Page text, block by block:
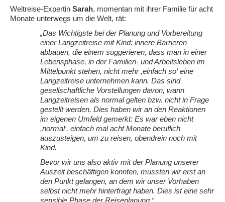
Weltreise-Expertin Sarah, momentan mit ihrer Familie für acht
Monate unterwegs um die Welt, rät:
„Das Wichtigste bei der Planung und Vorbereitung
einer Langzeitreise mit Kind: innere Barrieren
abbauen, die einem suggerieren, dass man in einer
Lebensphase, in der Familien- und Arbeitsleben im
Mittelpunkt stehen, nicht mehr ,einfach so‘ eine
Langzeitreise unternehmen kann. Das sind
gesellschaftliche Vorstellungen davon, wann
Langzeitreisen als normal gelten bzw. nicht in Frage
gestellt werden. Dies haben wir an den Reaktionen
im eigenen Umfeld gemerkt: Es war eben nicht
,normal‘, einfach mal acht Monate beruflich
auszusteigen, um zu reisen, obendrein noch mit
Kind.
Bevor wir uns also aktiv mit der Planung unserer
Auszeit beschäftigen konnten, mussten wir erst an
den Punkt gelangen, an dem wir unser Vorhaben
selbst nicht mehr hinterfragt haben. Dies ist eine sehr